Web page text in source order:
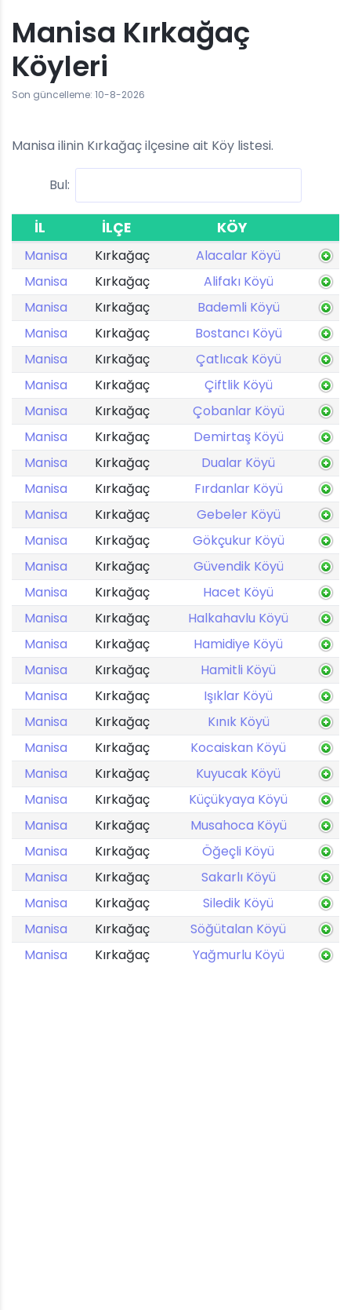
Manisa Kırkağaç
Köyleri
Son güncelleme: 10-8-2026
Manisa ilinin Kırkağaç ilçesine ait Köy listesi.
Bul:
İL İLÇE KÖY
Manisa Kırkağaç
Alacalar Köyü
Manisa
Kırkağaç
Alifakı Köyü
Manisa
Kırkağaç
Bademli Köyü
Manisa
Kırkağaç
Bostancı Köyü
Manisa
Kırkağaç
Çatlıcak Köyü
Manisa
Kırkağaç
Çiftlik Köyü
Manisa
Kırkağaç
Çobanlar Köyü
Manisa
Kırkağaç
Demirtaş Köyü
Manisa
Kırkağaç
Dualar Köyü
Manisa
Kırkağaç
Fırdanlar Köyü
Manisa
Kırkağaç
Gebeler Köyü
Manisa
Kırkağaç
Gökçukur Köyü
Manisa
Kırkağaç
Güvendik Köyü
Manisa
Kırkağaç
Hacet Köyü
Manisa
Kırkağaç
Halkahavlu Köyü
Manisa
Kırkağaç
Hamidiye Köyü
Manisa
Kırkağaç
Hamitli Köyü
Manisa
Kırkağaç
Işıklar Köyü
Manisa
Kırkağaç
Kınık Köyü
Manisa
Kırkağaç
Kocaiskan Köyü
Manisa
Kırkağaç
Kuyucak Köyü
Manisa
Kırkağaç
Küçükyaya Köyü
Manisa
Kırkağaç
Musahoca Köyü
Manisa
Kırkağaç
Öğeçli Köyü
Manisa
Kırkağaç
Sakarlı Köyü
Manisa
Kırkağaç
Siledik Köyü
Manisa
Kırkağaç
Söğütalan Köyü
Manisa
Kırkağaç Yağmurlu Köyü